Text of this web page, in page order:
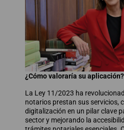
¿Cómo valoraría su aplicación?
La Ley 11/2023 ha
notarios prestan sus servicios,
digitalización en un pilar clave
sector y mejorando la